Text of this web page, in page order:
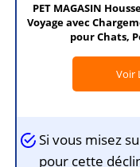
PET MAGASIN
Voyage avec
pour Chats,
Voir
Si vous misez
pour cette